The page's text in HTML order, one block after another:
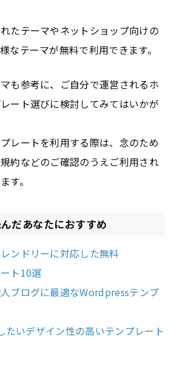
たテーマやネットショップ向けの
なテーマが無料で利用できます。
も参考に、ご自分で運営されるホ
ート選びに検討してみてはいかが
レートを利用する際は、念のため
約などのご確認のうえご利用され
す。
だあなたにおすすめ
ンドリーに対応した無料
ト10選
ブログに最適なWordpressテンプ
いデザイン性の高いテンプレート